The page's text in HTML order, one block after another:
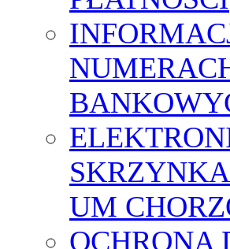
UM
OCHRONA